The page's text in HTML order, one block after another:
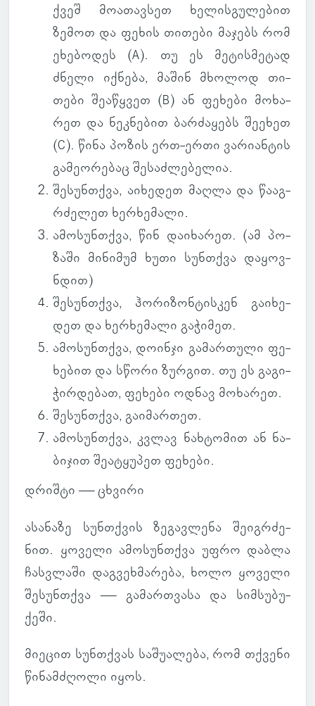
ქვეშ მო­ა­თავ­სეთ ხე­ლის­გუ­ლე­ბით
ზემოთ და ფეხის თი­თები მა­ჯებს რომ
ეხე­ბო­დეს (A). თუ ეს მე­ტის­მე­ტად
ძნელი იქ­ნება, მაშინ მხო­ლოდ თი­
თები შე­ა­წყვეთ (B) ან ფე­ხები მო­ხა­
რეთ და ნეკ­ნე­ბით ბარ­ძა­ყებს შე­ე­ხეთ
(C). წინა პოზის ერთ-ერთი ვა­რი­ან­ტის
გა­მე­ო­რე­ბაც შე­საძ­ლე­ბე­ლია.
შე­სუნ­თქვა, აი­ხე­დეთ მაღლა და წა­აგ­
რძე­ლეთ ხერ­ხე­მალი.
ამო­სუნ­თქვა, წინ და­ი­ხა­რეთ. (ამ პო­
ზაში მი­ნი­მუმ ხუთი სუნ­თქვა და­ყოვ­
ნდით)
შე­სუნ­თქვა, ჰო­რი­ზონ­ტის­კენ გა­ი­ხე­
დეთ და ხერ­ხე­მალი გა­ჭი­მეთ.
ამო­სუნ­თქვა, დო­ინჯი გა­მარ­თული ფე­
ხე­ბით და სწორი ზურ­გით. თუ ეს გა­გი­
ჭირ­დე­ბათ, ფე­ხები ოდნავ მო­ხა­რეთ.
შე­სუნ­თქვა, გა­ი­მარ­თეთ.
ამო­სუნ­თქვა, კვლავ ნახ­ტო­მით ან ნა­
ბი­ჯით შე­ა­ტყუ­პეთ ფე­ხები.
დრიშტი — ცხვირი
ასა­ნაზე სუნ­თქვის ზე­გავ­ლენა შე­იგ­რძე­
ნით. ყო­ველი ამო­სუნ­თქვა უფრო დაბლა
ჩას­ვლაში დაგ­ვეხ­მა­რება, ხოლო ყო­ველი
შე­სუნ­თქვა — გა­მარ­თვასა და სიმ­სუ­ბუ­
ქეში.
მი­ე­ცით სუნ­თქვას სა­შუ­ა­ლება, რომ თქვენი
წი­ნამ­ძღოლი იყოს.